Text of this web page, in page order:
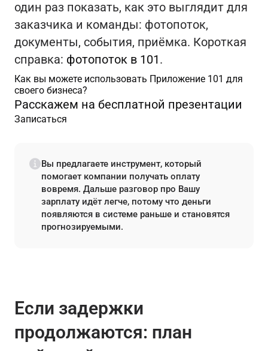
один раз показать, как это выглядит для
заказчика и команды: фотопоток,
документы, события, приёмка. Короткая
справка: фотопоток в 101.
Как вы можете использовать Приложение 101 для
своего бизнеса?
Расскажем на бесплатной презентации
Записаться
Вы предлагаете инструмент, который
помогает компании получать оплату
вовремя. Дальше разговор про Вашу
зарплату идёт легче, потому что деньги
появляются в системе раньше и становятся
прогнозируемыми.
Если задержки
продолжаются: план